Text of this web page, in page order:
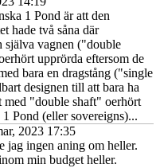
1 Pond är att den
hade två såna där
själva vagnen ("double
upprörda eftersom de
bara en dragstång ("single
designen till att bara ha
med "double shaft" oerhört
Pond (eller sovereigns)...
2023 17:35
jag ingen aning om heller.
min budget heller.